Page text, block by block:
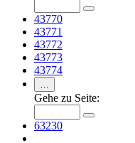
43770
43771
43772
43773
43774
…
Gehe zu Seite:
63230